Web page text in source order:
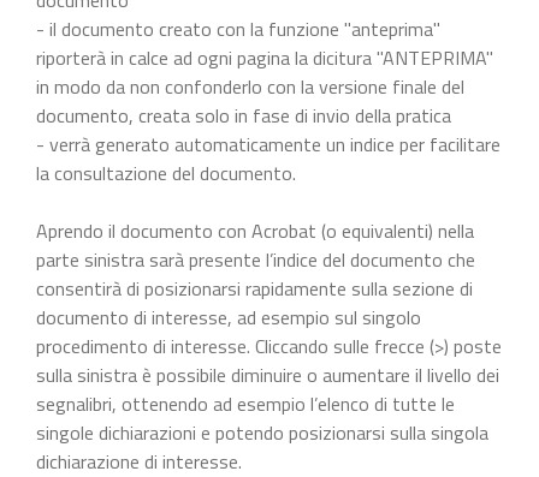
- il documento creato con la funzione "anteprima"
riporterà in calce ad ogni pagina la dicitura "ANTEPRIMA"
in modo da non confonderlo con la versione finale del
documento, creata solo in fase di invio della pratica
- verrà generato automaticamente un indice per facilitare
la consultazione del documento.
Aprendo il documento con Acrobat (o equivalenti) nella
parte sinistra sarà presente l’indice del documento che
consentirà di posizionarsi rapidamente sulla sezione di
documento di interesse, ad esempio sul singolo
procedimento di interesse. Cliccando sulle frecce (>) poste
sulla sinistra è possibile diminuire o aumentare il livello dei
segnalibri, ottenendo ad esempio l’elenco di tutte le
singole dichiarazioni e potendo posizionarsi sulla singola
dichiarazione di interesse.